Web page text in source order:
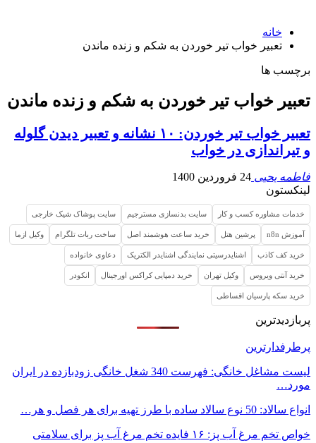
خانه
تعبیر خواب تیر خوردن به شکم و زنده ماندن
برچسب ها
تعبیر خواب تیر خوردن به شکم و زنده ماندن
تعبیر خواب تیر خوردن: ۱۰ نشانه و تعبیر دیدن گلوله
و تیراندازی در خواب
فاطمه یحیی 24 فروردین 1400
لینکستون
خدمات مشاوره کسب و کار سایت بدنسازی مسترجیم سایت پوشاک شیک خارجی
آموزش n8n پرشین هتل خرید ساعت هوشمند اصل ساخت ربات تلگرام وکیل ازما
خرید کف کاذب اشنایدرسیتی نمایندگی اشنایدر الکتریک دعاوی خانواده
خرید آنتی ویروس وکیل تهران خرید دمپایی کراکس اورجینال انکودر
خرید سکه پارسیان اقساطی
پربازدیدترین
پرطرفدارترین
لیست مشاغل خانگی: فهرست 340 شغل خانگی زودبازده در ایران
مورد…
انواع سالاد: 50 نوع سالاد ساده با طرز تهیه برای هر فصل و هر…
خواص تخم مرغ آب پز: ۱۶ فایده تخم مرغ آب پز برای سلامتی